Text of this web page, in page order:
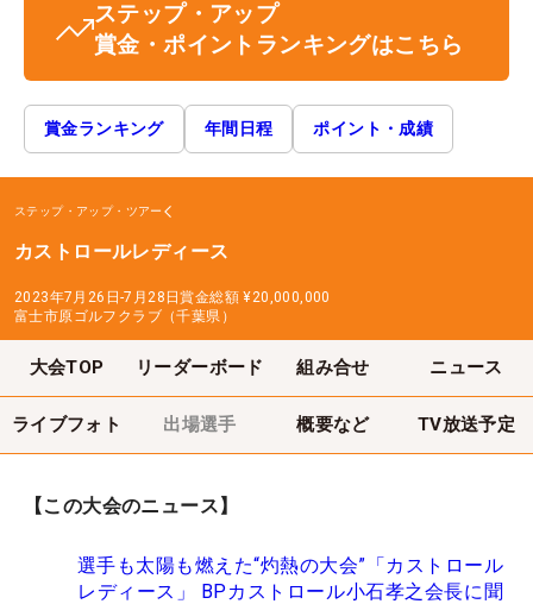
ステップ・アップ
賞金・ポイントランキングはこちら
賞金ランキング 年間日程 ポイント・成績
ステップ・アップ・ツアー
カストロールレディース
2023年7月26日-7月28日賞金総額 ¥20,000,000
富士市原ゴルフクラブ（千葉県）
大会TOP リーダーボード 組み合せ ニュース
ライブフォト 出場選手 概要など TV放送予定
【この大会のニュース】
選手も太陽も燃えた“灼熱の大会”「カストロール
レディース」 BPカストロール小石孝之会長に聞